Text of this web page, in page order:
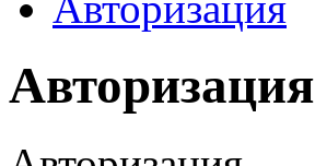
Авторизация